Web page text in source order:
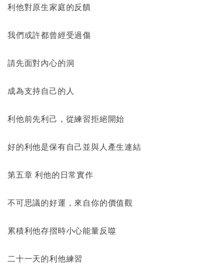
利他對原生家庭的反饋
我們或許都曾經受過傷
請先面對內心的洞
成為支持自己的人
利他前先利己，從練習拒絕開始
好的利他是保有自己並與人產生連結
第五章 利他的日常實作
不可思議的好運，來自你的價值觀
累積利他存摺時小心能量反噬
二十一天的利他練習